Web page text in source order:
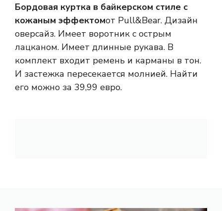
Бордовая куртка в байкерском стиле с
кожаным эффектомот Pull&Bear. Дизайн
оверсайз. Имеет воротник с острым
лацканом. Имеет длинные рукава. В
комплект входит ремень и карманы в тон.
И застежка пересекается молнией. Найти
его можно за 39,99 евро.